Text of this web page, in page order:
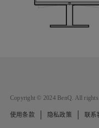
Copyright © 2024 BenQ. All rights
使用条款 隐私政策 联系